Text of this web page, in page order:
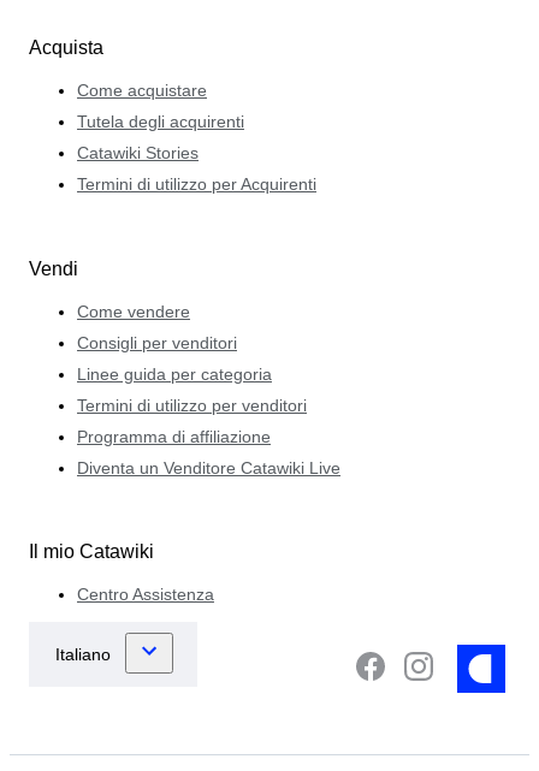
Acquista
Come acquistare
Tutela degli acquirenti
Catawiki Stories
Termini di utilizzo per Acquirenti
Vendi
Come vendere
Consigli per venditori
Linee guida per categoria
Termini di utilizzo per venditori
Programma di affiliazione
Diventa un Venditore Catawiki Live
Il mio Catawiki
Centro Assistenza